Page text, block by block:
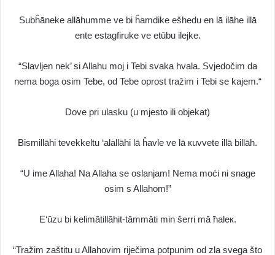
Subĥāneke allāhumme ve bi ĥamdike ešhedu en lā ilāhe illā
ente estagfiruke ve etūbu ilejke.
“Slavljen nek’ si Allahu moj i Tebi svaka hvala. Svjedočim da
nema boga osim Tebe, od Tebe oprost tražim i Tebi se kajem.“
Dove pri ulasku (u mjesto ili objekat)
Bismillāhi tevekkeltu ‘alallāhi lā ĥavle ve lā кuvvete illā billāh.
“U ime Allaha! Na Allaha se oslanjam! Nema moći ni snage
osim s Allahom!”
E‘ūzu bi kelimātillāhit-tāmmāti min šerri mā ħaleк.
“Tražim zaštitu u Allahovim riječima potpunim od zla svega što